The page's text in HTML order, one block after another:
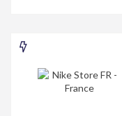
Store